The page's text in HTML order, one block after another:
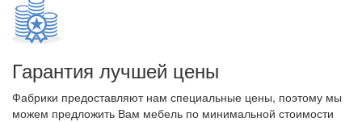
Гарантия лучшей цены
Фабрики предоставляют нам специальные цены, поэтому мы
можем предложить Вам мебель по минимальной стоимости